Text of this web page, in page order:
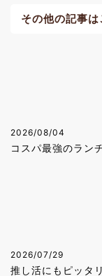
その他の記事は
2026/08/04
コスパ最強のラン
2026/07/29
推し活にもピッタ